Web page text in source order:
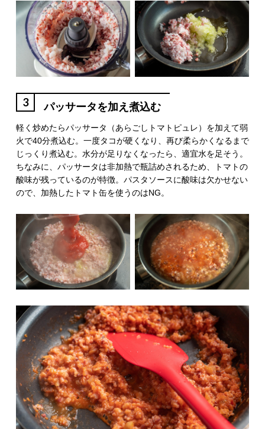
3 パッサータを加え煮込む
軽く炒めたらパッサータ（あらごしトマトピュレ）を加えて弱
火で40分煮込む。一度タコが硬くなり、再び柔らかくなるまで
じっくり煮込む。水分が足りなくなったら、適宜水を足そう。
ちなみに、パッサータは非加熱で瓶詰めされるため、トマトの
酸味が残っているのが特徴。パスタソースに酸味は欠かせない
ので、加熱したトマト缶を使うのはNG。